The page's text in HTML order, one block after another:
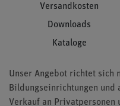
Versandkosten
Downloads
Kataloge
Unser Angebot richtet sich
Bildungseinrichtungen
Verkauf an Privatpersonen